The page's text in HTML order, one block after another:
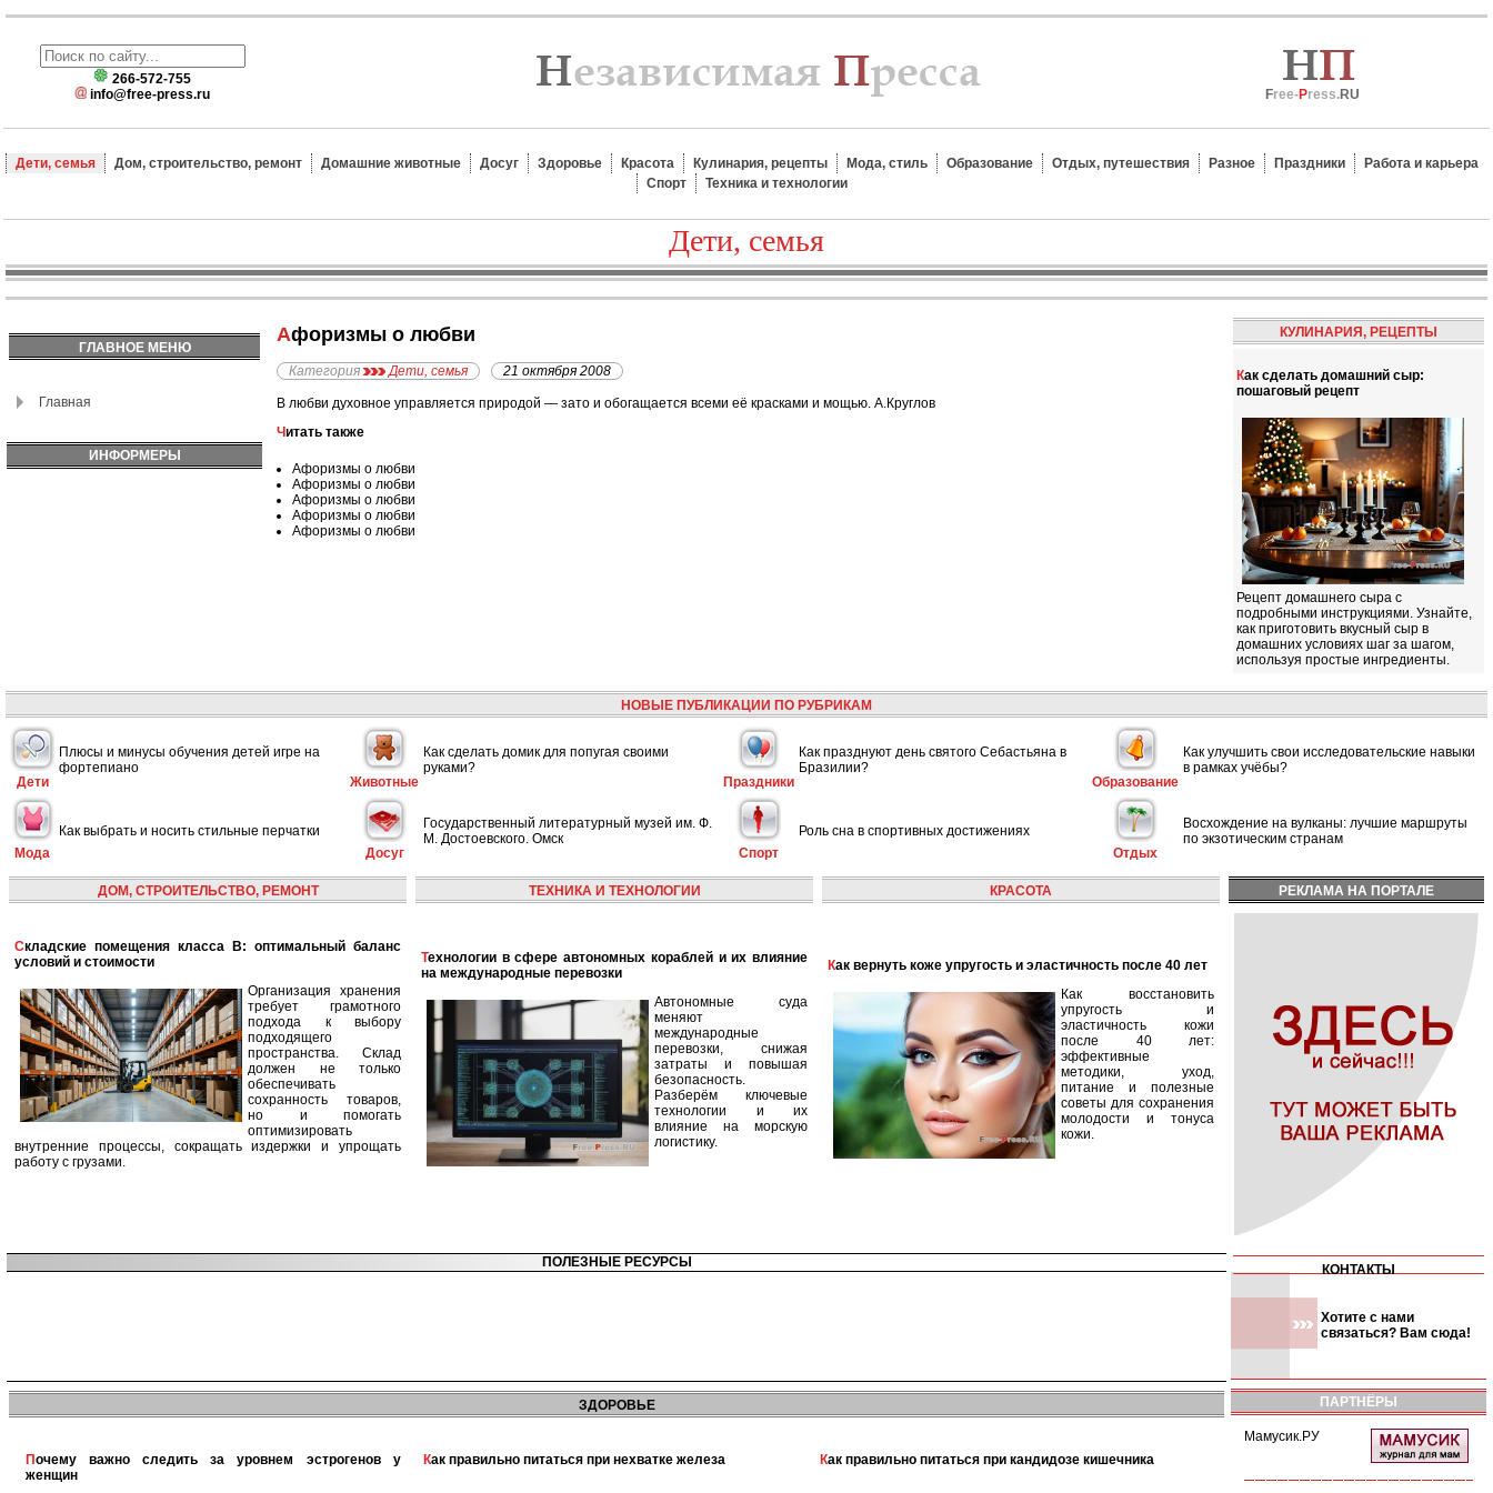
266-572-755
info@free-press.ru
Free-Press.RU
Дети, семья Дом, строительство, ремонт Домашние животные Досуг Здоровье Красота Кулинария, рецепты Мода, стиль Образование Отдых, путешествия Разное Праздники
Работа и карьера
Спорт
Техника и технологии
Дети, семья
ГЛАВНОЕ МЕНЮ
Главная
ИНФОРМЕРЫ
Афоризмы о любви
Категория Дети, семья 21 октября 2008
В любви духовное управляется природой — зато и обогащается всеми её красками и мощью. А.Круглов
Читать также
Афоризмы о любви
Афоризмы о любви
Афоризмы о любви
Афоризмы о любви
Афоризмы о любви
КУЛИНАРИЯ, РЕЦЕПТЫ
Как сделать домашний сыр:
пошаговый рецепт
Рецепт домашнего сыра с
подробными инструкциями. Узнайте,
как приготовить вкусный сыр в
домашних условиях шаг за шагом,
используя простые ингредиенты.
НОВЫЕ ПУБЛИКАЦИИ ПО РУБРИКАМ
Дети
Плюсы и минусы обучения детей игре на
фортепиано
Животные
Как сделать домик для попугая своими
руками?
Праздники
Как празднуют день святого Себастьяна в
Бразилии?
Образование
Как улучшить свои исследовательские навыки
в рамках учёбы?
Мода
Как выбрать и носить стильные перчатки
Досуг
Государственный литературный музей им. Ф.
М. Достоевского. Омск
Спорт
Роль сна в спортивных достижениях
Отдых
Восхождение на вулканы: лучшие маршруты
по экзотическим странам
ДОМ, СТРОИТЕЛЬСТВО, РЕМОНТ
Складские помещения класса B: оптимальный баланс
условий и стоимости
Организация хранения
требует грамотного
подхода к выбору
подходящего
пространства. Склад
должен не только
обеспечивать
сохранность товаров,
но и помогать
оптимизировать
внутренние процессы, сокращать издержки и упрощать
работу с грузами.
ТЕХНИКА И ТЕХНОЛОГИИ
Технологии в сфере автономных кораблей и их влияние
на международные перевозки
Автономные суда
меняют
международные
перевозки, снижая
затраты и повышая
безопасность.
Разберём ключевые
технологии и их
влияние на морскую
логистику.
КРАСОТА
Как вернуть коже упругость и эластичность после 40 лет
Как восстановить
упругость и
эластичность кожи
после 40 лет:
эффективные
методики, уход,
питание и полезные
советы для сохранения
молодости и тонуса
кожи.
РЕКЛАМА НА ПОРТАЛЕ
ПОЛЕЗНЫЕ РЕСУРСЫ КОНТАКТЫ
Хотите с нами
связаться? Вам сюда!
ЗДОРОВЬЕ
Почему важно следить за уровнем эстрогенов у
женщин
Как правильно питаться при нехватке железа Как правильно питаться при кандидозе кишечника
ПАРТНЁРЫ
Мамусик.РУ